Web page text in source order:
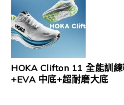
HOKA Clifton 11 全能訓
+EVA 中底+超耐磨大底